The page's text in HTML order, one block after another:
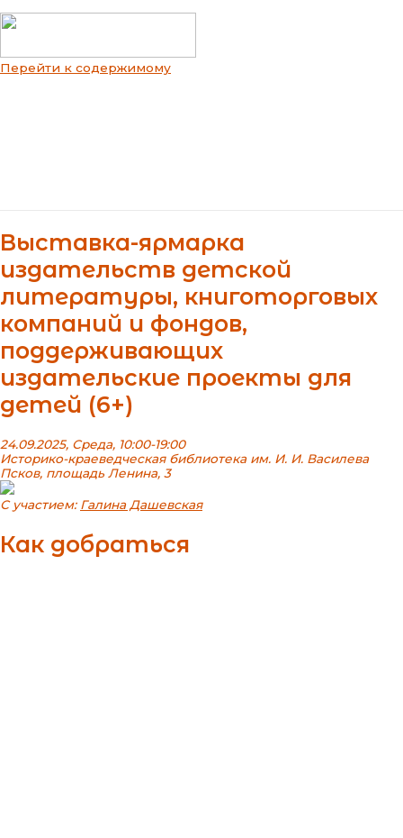
Перейти к содержимому
Выставка-ярмарка
издательств детской
литературы, книготорговых
компаний и фондов,
поддерживающих
издательские проекты для
детей (6+)
24.09.2025, Среда, 10:00-19:00
Историко-краеведческая библиотека им. И. И. Василева
Псков, площадь Ленина, 3
С участием: Галина Дашевская
Как добраться